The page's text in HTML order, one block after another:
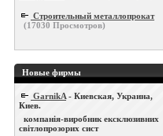
Строительный металлопрокат
(17030 Просмотров)
Новые фирмы
GarnikA - Киевская, Украина,
Киев.
компанія-виробник ексклюзивних
світлопрозорих сист